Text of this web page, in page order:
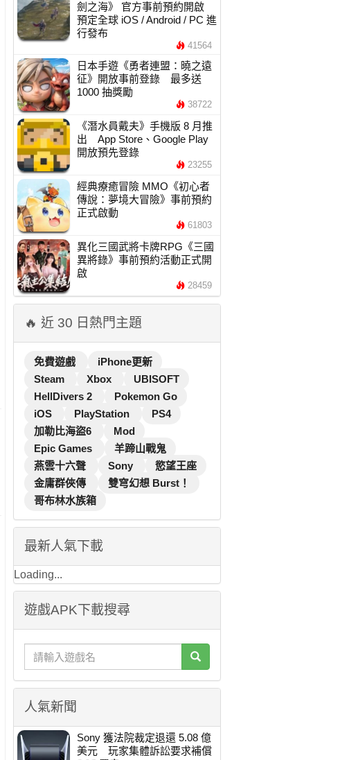
劍之海》 官方事前預約開啟
預定全球 iOS / Android / PC 進
行發布
41564
日本手遊《勇者連盟：曉之遠
征》開放事前登錄 最多送
1000 抽獎勵
38722
《潛水員戴夫》手機版 8 月推
出 App Store、Google Play
開放預先登錄
23255
經典療癒冒險 MMO《初心者
傳說：夢境大冒險》事前預約
正式啟動
61803
異化三國武將卡牌RPG《三國
異將錄》事前預約活動正式開
啟
28459
🔥 近 30 日熱門主題
免費遊戲
iPhone更新
Steam
Xbox
UBISOFT
HellDivers 2
Pokemon Go
iOS
PlayStation
PS4
加勒比海盜6
Mod
Epic Games
羊蹄山戰鬼
燕雲十六聲
Sony
慾望王座
金庸群俠傳
雙穹幻想 Burst！
哥布林水族箱
最新人氣下載
Loading...
遊戲APK下載搜尋
人氣新聞
Sony 獲法院裁定退還 5.08 億
美元 玩家集體訴訟要求補償